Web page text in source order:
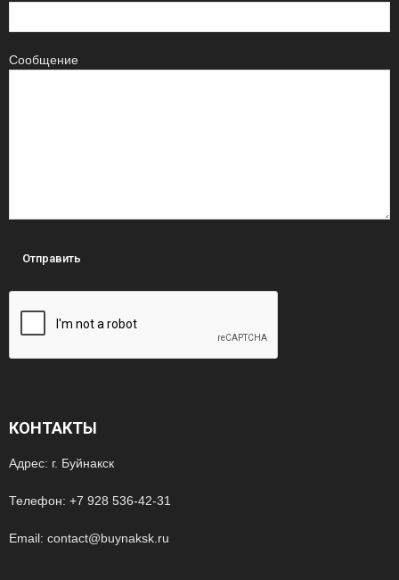
Сообщение
КОНТАКТЫ
Адрес: г. Буйнакск
Телефон: +7 928 536-42-31
Email: contact@buynaksk.ru